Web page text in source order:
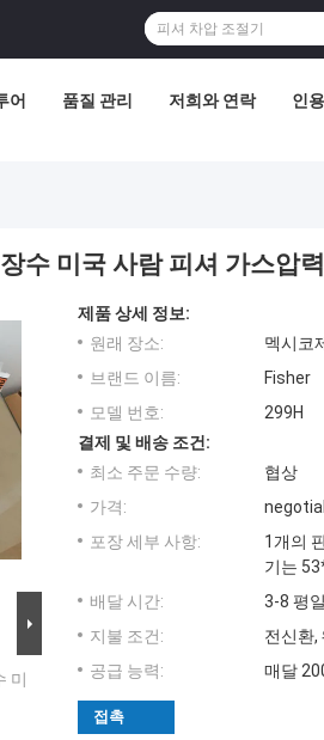
어 품질 관리 저희와 연락 인
수 미국 사람 피셔 가스압
미
제품 상세 정보:
원래 장소:
멕시코
브랜드 이름:
Fisher
모델 번호:
299H
결제 및 배송 조건:
최소 주문 수량:
협상
가격:
포장 세부 사항:
1개의
기는
배달 시간:
3-8 평일
지불 조건:
전신환,
공급 능력:
매달
접촉